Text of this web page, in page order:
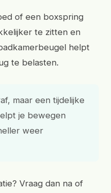
of een boxspring
te zitten en
helpt
te belasten.
maar een tijdelijke
je bewegen
weer
Vraag dan na of